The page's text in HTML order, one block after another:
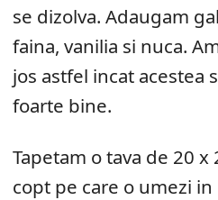
se dizolva. Adaugam
faina, vanilia si nuca.
jos astfel incat acestea
foarte bine.
Tapetam o tava de 20
copt pe care o umezi